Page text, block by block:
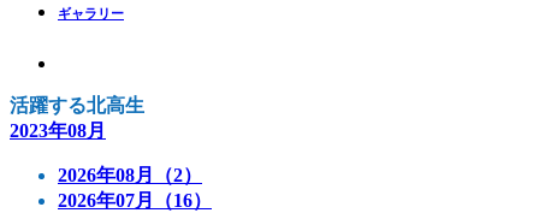
ギャラリー
活躍する北高生
2023年08月
2026年08月（2）
2026年07月（16）